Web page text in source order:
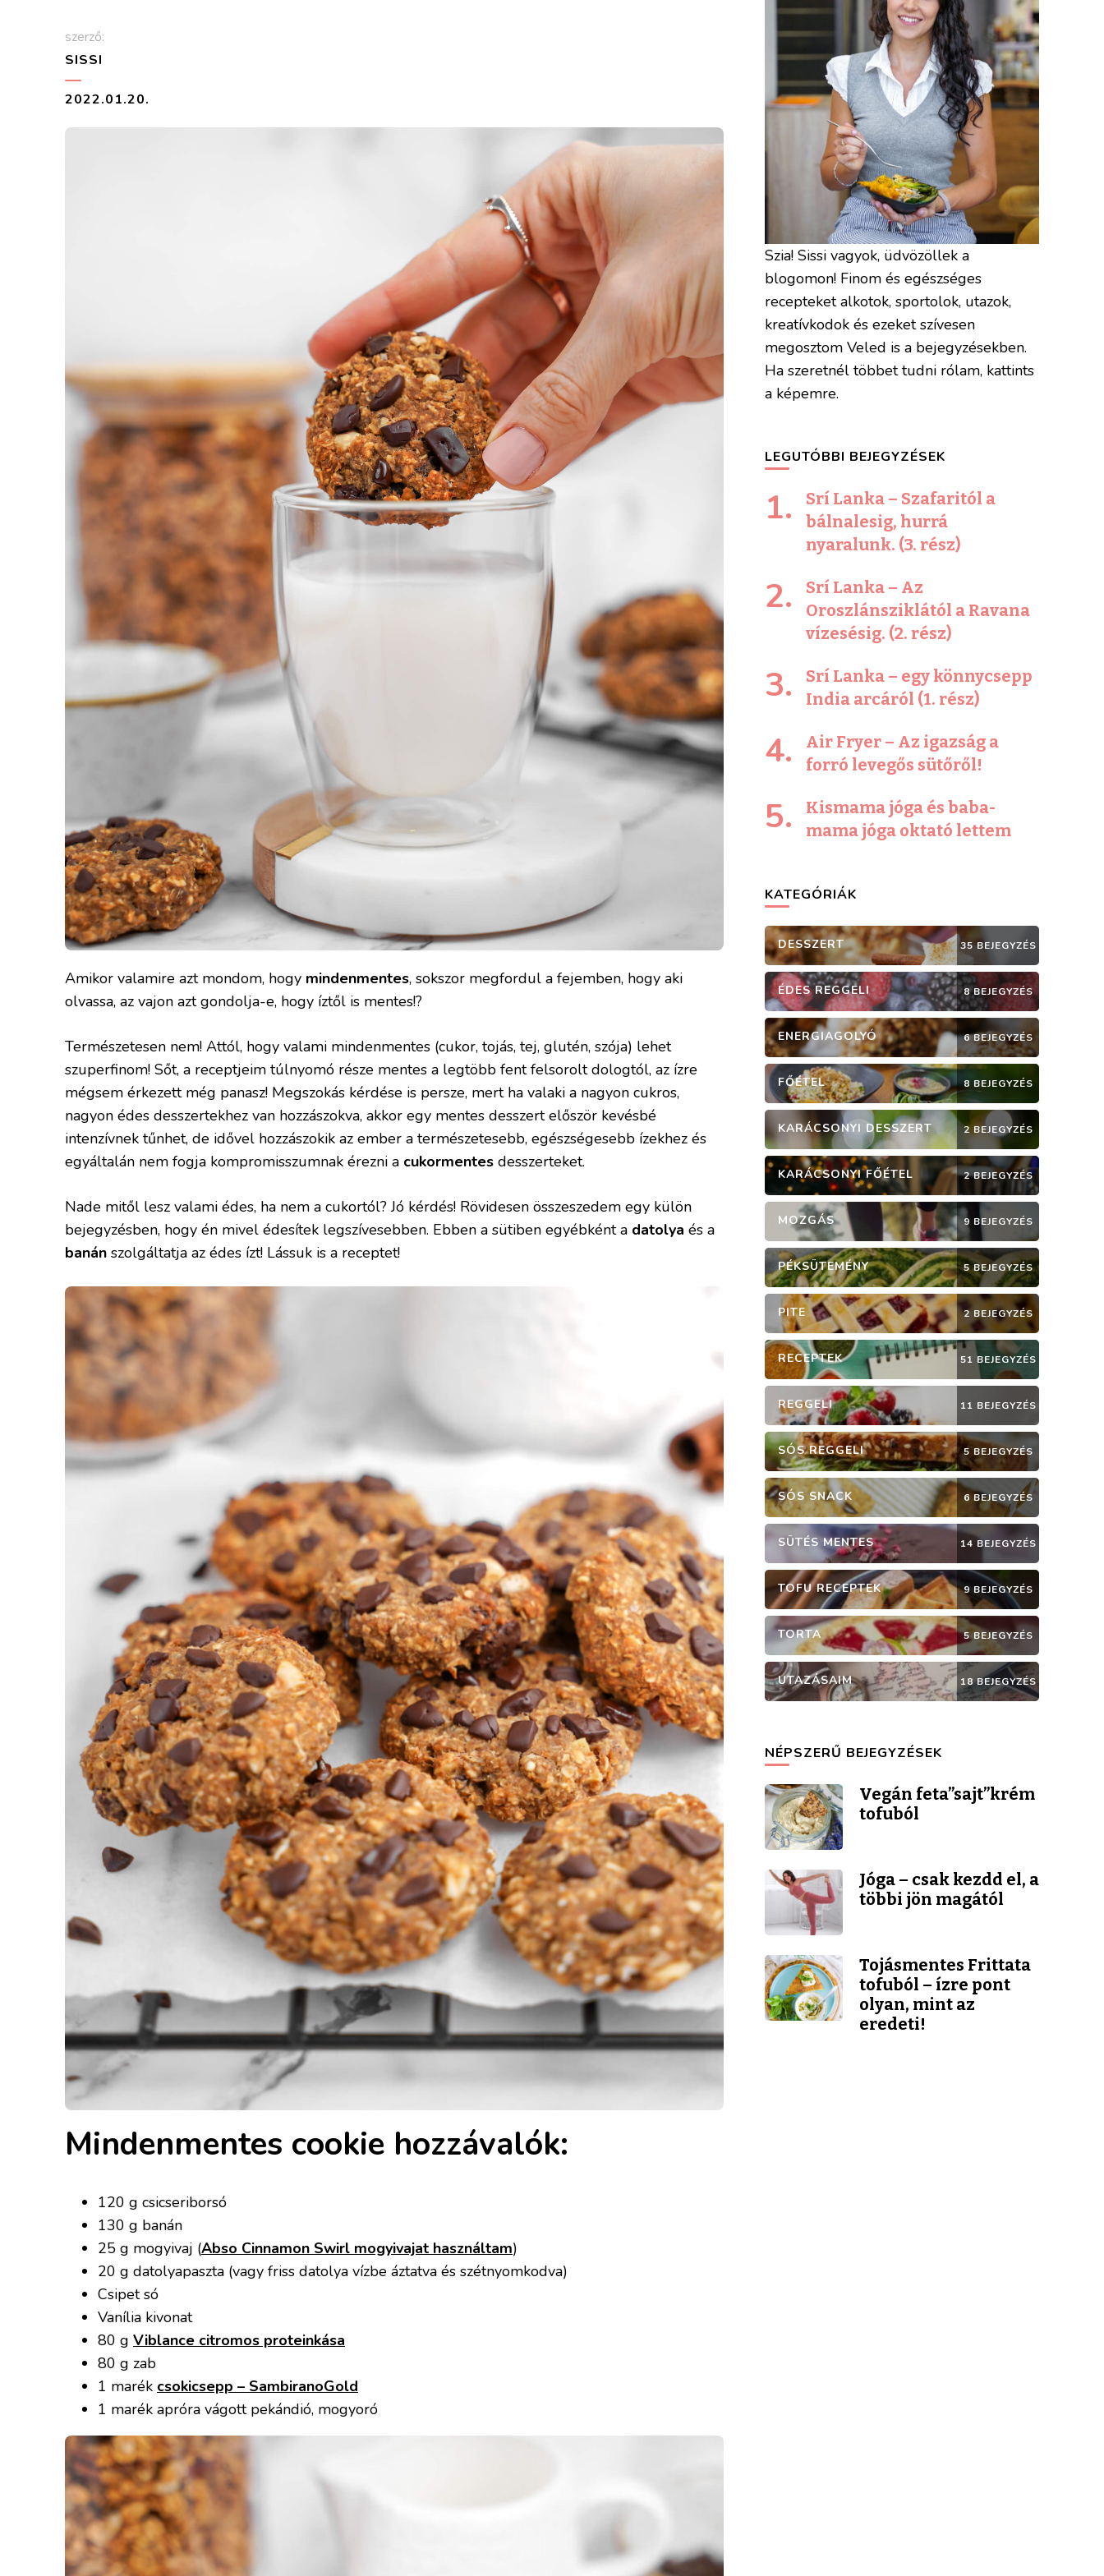
szerző:
SISSI
2022.01.20.
Amikor valamire azt mondom, hogy mindenmentes, sokszor megfordul a fejemben, hogy aki
olvassa, az vajon azt gondolja-e, hogy íztől is mentes!?
Természetesen nem! Attól, hogy valami mindenmentes (cukor, tojás, tej, glutén, szója) lehet
szuperfinom! Sőt, a receptjeim túlnyomó része mentes a legtöbb fent felsorolt dologtól, az ízre
mégsem érkezett még panasz! Megszokás kérdése is persze, mert ha valaki a nagyon cukros,
nagyon édes desszertekhez van hozzászokva, akkor egy mentes desszert először kevésbé
intenzívnek tűnhet, de idővel hozzászokik az ember a természetesebb, egészségesebb ízekhez és
egyáltalán nem fogja kompromisszumnak érezni a cukormentes desszerteket.
Nade mitől lesz valami édes, ha nem a cukortól? Jó kérdés! Rövidesen összeszedem egy külön
bejegyzésben, hogy én mivel édesítek legszívesebben. Ebben a sütiben egyébként a datolya és a
banán szolgáltatja az édes ízt! Lássuk is a receptet!
Mindenmentes cookie hozzávalók:
120 g csicseriborsó
130 g banán
25 g mogyivaj (Abso Cinnamon Swirl mogyivajat használtam)
20 g datolyapaszta (vagy friss datolya vízbe áztatva és szétnyomkodva)
Csipet só
Vanília kivonat
80 g Viblance citromos proteinkása
80 g zab
1 marék csokicsepp – SambiranoGold
1 marék apróra vágott pekándió, mogyoró
Szia! Sissi vagyok, üdvözöllek a
blogomon! Finom és egészséges
recepteket alkotok, sportolok, utazok,
kreatívkodok és ezeket szívesen
megosztom Veled is a bejegyzésekben.
Ha szeretnél többet tudni rólam, kattints
a képemre.
LEGUTÓBBI BEJEGYZÉSEK
Srí Lanka – Szafaritól a
bálnalesig, hurrá
nyaralunk. (3. rész)
Srí Lanka – Az
Oroszlánsziklától a Ravana
vízesésig. (2. rész)
Srí Lanka – egy könnycsepp
India arcáról (1. rész)
Air Fryer – Az igazság a
forró levegős sütőről!
Kismama jóga és baba-
mama jóga oktató lettem
KATEGÓRIÁK
DESSZERT 35 BEJEGYZÉS
ÉDES REGGELI 8 BEJEGYZÉS
ENERGIAGOLYÓ 6 BEJEGYZÉS
FŐÉTEL 8 BEJEGYZÉS
KARÁCSONYI DESSZERT 2 BEJEGYZÉS
KARÁCSONYI FŐÉTEL 2 BEJEGYZÉS
MOZGÁS 9 BEJEGYZÉS
PÉKSÜTEMÉNY 5 BEJEGYZÉS
PITE 2 BEJEGYZÉS
RECEPTEK 51 BEJEGYZÉS
REGGELI 11 BEJEGYZÉS
SÓS REGGELI 5 BEJEGYZÉS
SÓS SNACK 6 BEJEGYZÉS
SÜTÉS MENTES 14 BEJEGYZÉS
TOFU RECEPTEK 9 BEJEGYZÉS
TORTA 5 BEJEGYZÉS
UTAZÁSAIM 18 BEJEGYZÉS
NÉPSZERŰ BEJEGYZÉSEK
Vegán feta”sajt”krém
tofuból
Jóga – csak kezdd el, a
többi jön magától
Tojásmentes Frittata
tofuból – ízre pont
olyan, mint az
eredeti!